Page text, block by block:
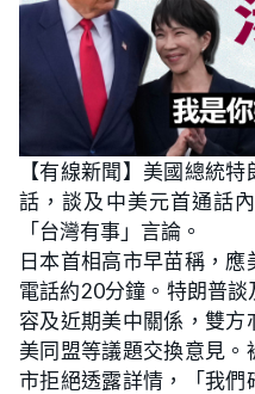
【有線新聞】美國總統
話，談及中美元首通話
「台灣有事」言論。
日本首相高市早苗稱，
電話約20分鐘。特朗普
容及近期美中關係，雙方
美同盟等議題交換意見
市拒絕透露詳情，「我們